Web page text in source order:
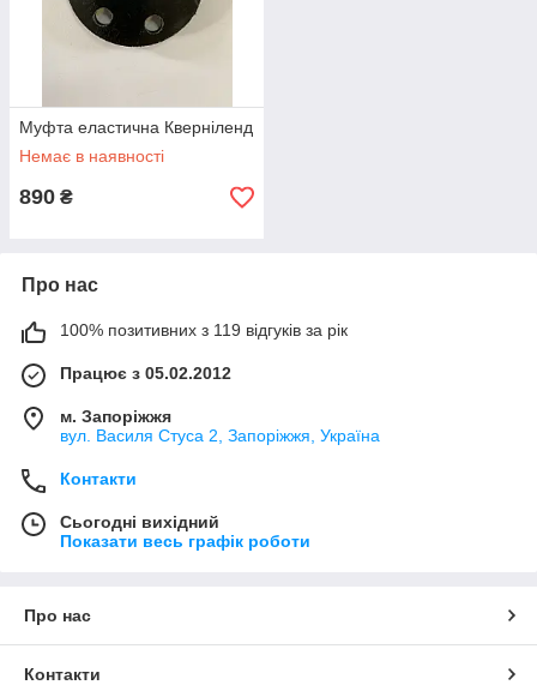
Муфта еластична Кверніленд
Немає в наявності
890 ₴
Про нас
100% позитивних з 119 відгуків за рік
Працює з 05.02.2012
м. Запоріжжя
вул. Василя Стуса 2, Запоріжжя, Україна
Контакти
Сьогодні вихідний
Показати весь графік роботи
Про нас
Контакти